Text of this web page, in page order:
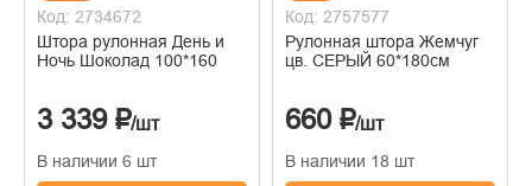
Код: 2734672
Штора рулонная День и
Ночь Шоколад 100*160
3 339 ₽/шт
В наличии 6 шт
Код: 2757577
Рулонная штора Жемчуг
цв. СЕРЫЙ 60*180см
660 ₽/шт
В наличии 18 шт